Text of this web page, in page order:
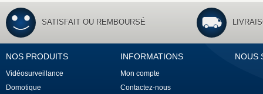
SATISFAIT OU REMBOURSÉ
NOS PRODUITS
Vidéosurveillance
Domotique
INFORMATIONS
Mon compte
Contactez-nous
NOUS